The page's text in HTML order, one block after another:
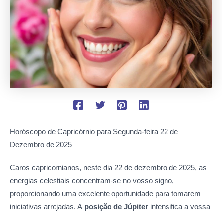
Horóscopo de Capricórnio para Segunda-feira 22 de
Dezembro de 2025
Caros capricornianos, neste dia 22 de dezembro de 2025, as
energias celestiais concentram-se no vosso signo,
proporcionando uma excelente oportunidade para tomarem
iniciativas arrojadas. A posição de Júpiter intensifica a vossa